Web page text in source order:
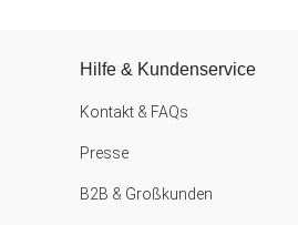
Hilfe & Kundenservice
Kontakt & FAQs
Presse
B2B & Großkunden